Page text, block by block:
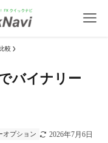
較
バイナリー
オプション 2026年7月6日